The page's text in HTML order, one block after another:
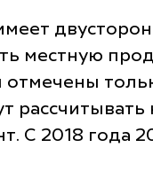
местную
С 2018 года